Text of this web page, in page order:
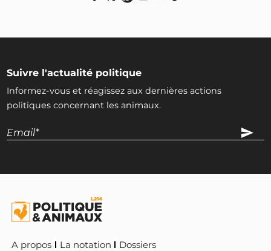
Suivre l'actualité politique
Informez-vous et réagissez aux dernières actions
politiques concernant les animaux.
A propos La notation Dossiers